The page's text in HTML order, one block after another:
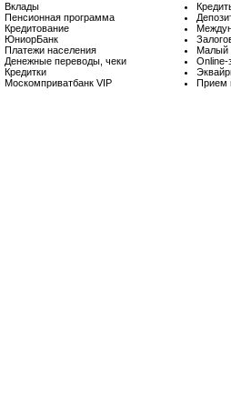
Вклады
Пенсионная программа
Кредитование
ЮниорБанк
Платежи населения
Денежные переводы, чеки
Кредитки
Москомприватбанк VIP
Малый
Online-
Прием